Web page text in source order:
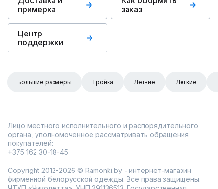
примерка
заказ
Центр
поддержки
Большие размеры Тройка Летние Легкие
Лицо местного исполнительного и распорядительного
органа, уполномоченное рассматривать обращения
покупателей:
+375 162 30-18-45
Copyright 2012-2026 © Ramonki.by - интернет-магазин
фирменной белорусской одежды. Все права защищены.